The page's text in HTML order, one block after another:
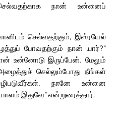
செல்வதற்காக நான் உன்னைப்
செல்வதற்கும், இஸ்ரயேல்
போவதற்கும் நான் யார்?”
உன்னோடு இருப்பேன். மேலும்
செல்லும்போது நீங்கள்
நானே உன்னை
இதுவே” என்றுரைத்தார்.